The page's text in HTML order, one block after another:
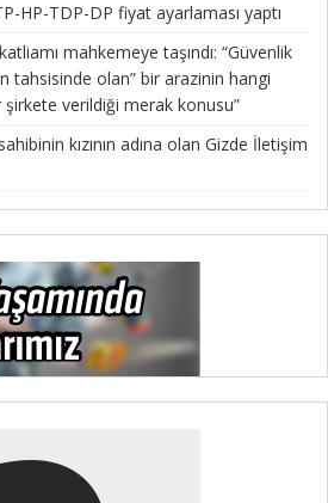
HP-TDP-DP fiyat ayarlaması yaptı
mahkemeye taşındı: “Güvenlik
tahsisinde olan” bir arazinin hangi
verildiği merak konusu”
kızının adına olan Gizde İletişim